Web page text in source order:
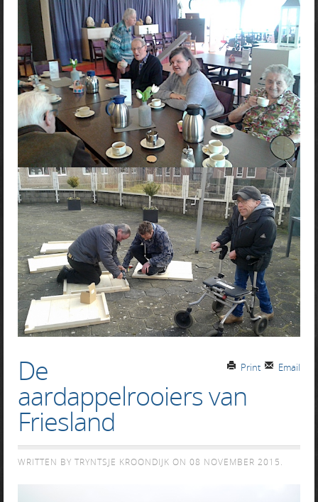
Email
Print
De
aardappelrooiers van
Friesland
WRITTEN BY TRYNTSJE KROONDIJK ON 08 NOVEMBER 2015.